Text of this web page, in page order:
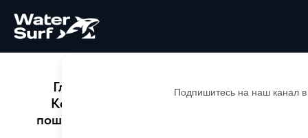
Подпишитесь на наш канал
Главная
Лодочные моторы
Как швартовать лодку или катер:
пошаговое руководство для новичков